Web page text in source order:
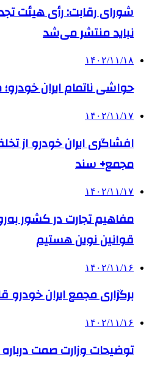
شورای رقابت: رأی هیئت
نباید منتشر می‌شد
۱۴۰۲/۱۱/۱۸
حواشی ناتمام ایران
۱۴۰۲/۱۱/۱۷
افشاگری ایران خودرو از
مجمع+ سند
۱۴۰۲/۱۱/۱۷
مفاهیم تجارت در کشور
قوانین نوین هستیم
۱۴۰۲/۱۱/۱۶
برگزاری مجمع ایران خودرو
۱۴۰۲/۱۱/۱۶
توضیحات وزارت صمت